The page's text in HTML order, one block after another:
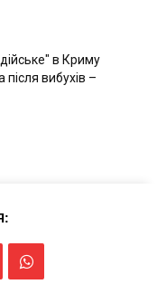
в Криму
вибухів –